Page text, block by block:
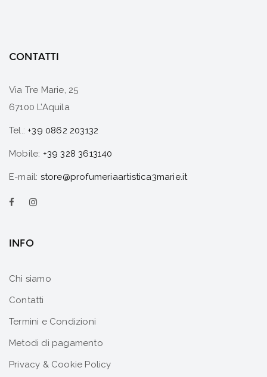
CONTATTI
Via Tre Marie, 25
67100 L’Aquila
Tel.: +39 0862 203132
Mobile: +39 328 3613140
E-mail: store@profumeriaartistica3marie.it
INFO
Chi siamo
Contatti
Termini e Condizioni
Metodi di pagamento
Privacy & Cookie Policy